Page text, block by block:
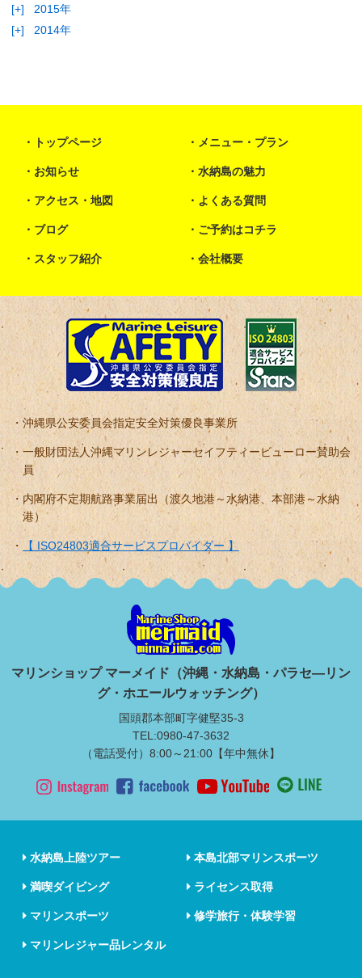
[+]
2015年
[+]
2014年
トップページ メニュー・プラン
お知らせ 水納島の魅力
アクセス・地図 よくある質問
ブログ ご予約はコチラ
スタッフ紹介 会社概要
沖縄県公安委員会指定安全対策優良事業所
一般財団法人沖縄マリンレジャーセイフティービューロー賛助会
員
内閣府不定期航路事業届出（渡久地港～水納港、本部港～水納
港）
【 ISO24803適合サービスプロバイダー 】
マリンショップ マーメイド（沖縄・水納島・パラセ―リン
グ・ホエールウォッチング）
国頭郡本部町字健堅35-3
TEL:0980-47-3632
（電話受付）8:00～21:00【年中無休】
水納島上陸ツアー 本島北部マリンスポーツ
満喫ダイビング ライセンス取得
マリンスポーツ 修学旅行・体験学習
マリンレジャー品レンタル